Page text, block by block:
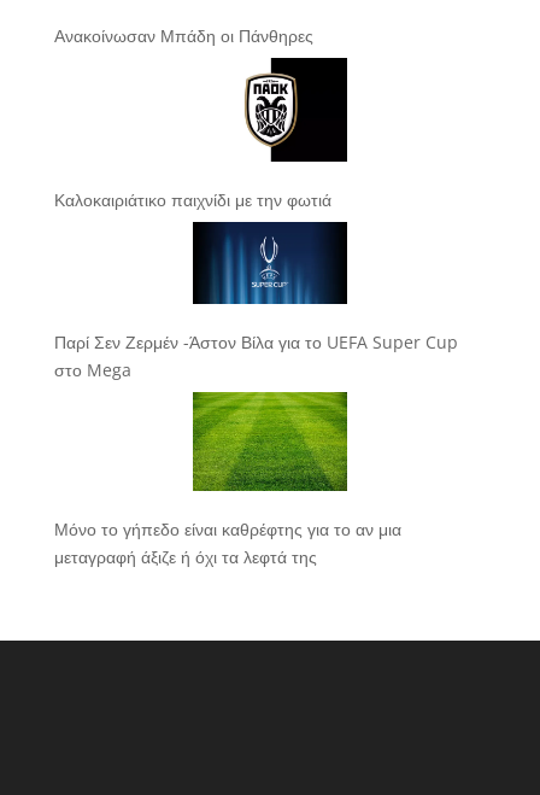
Ανακοίνωσαν Μπάδη οι Πάνθηρες
Καλοκαιριάτικο παιχνίδι με την φωτιά
Παρί Σεν Ζερμέν -Άστον Βίλα για το UEFA Super Cup
στο Mega
Μόνο το γήπεδο είναι καθρέφτης για το αν μια
μεταγραφή άξιζε ή όχι τα λεφτά της